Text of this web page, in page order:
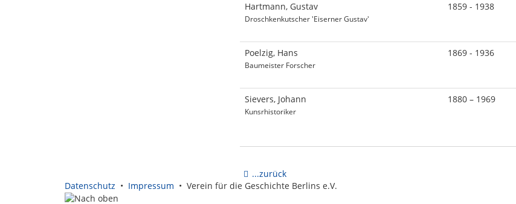
Hartmann, Gustav
Droschkenkutscher 'Eiserner Gustav'
1859 - 1938
Poelzig, Hans
Baumeister Forscher
1869 - 1936
Sievers, Johann
Kunsrhistoriker
1880 – 1969
...zurück
Datenschutz • Impressum • Verein für die Geschichte Berlins e.V.